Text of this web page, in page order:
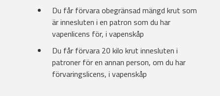
Du får förvara obegränsad mängd krut som
är innesluten i en patron som du har
vapenlicens för, i vapenskåp
Du får förvara 20 kilo krut innesluten i
patroner för en annan person, om du har
förvaringslicens, i vapenskåp